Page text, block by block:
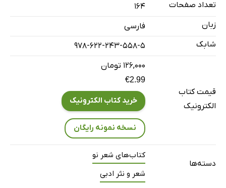
10. حرف‌ها رایحه دارند...
11. تک درخت...
14. تو در پیچ و خم شوق‌ها و تمناها
18. هنگامِ غروب
تعداد صفحات
164
زبان
فارسی
شابک
978-622-243-558-5
قیمت کتاب
الکترونیک
۱۲۶,۰۰۰ تومان
€2.99
خرید کتاب الکترونیک
نسخه نمونه رایگان
دسته‌ها
کتاب‌های شعر نو
شعر و نثر ادبی